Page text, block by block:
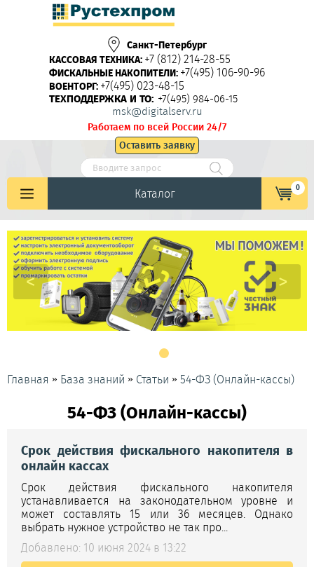
Санкт-Петербург
КАССОВАЯ ТЕХНИКА: +7 (812) 214-28-55
ФИСКАЛЬНЫЕ НАКОПИТЕЛИ: +7(495) 106-90-96
ВОЕНТОРГ: +7(495) 023-48-15
ТЕХПОДДЕРЖКА И ТО: +7(495) 984-06-15
msk@digitalserv.ru
Работаем по всей России 24/7
Оставить заявку
Каталог 0
< >
Главная » База знаний » Статьи » 54-ФЗ (Онлайн-кассы)
54-ФЗ (Онлайн-кассы)
Срок действия фискального накопителя в
онлайн кассах
Срок действия фискального накопителя
устанавливается на законодательном уровне и
может составлять 15 или 36 месяцев. Однако
выбрать нужное устройство не так про...
Добавлено: 10 июня 2024 в 13:22